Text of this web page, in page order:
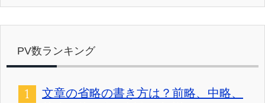
PV数ランキング
文章の省略の書き方は？前略、中略、